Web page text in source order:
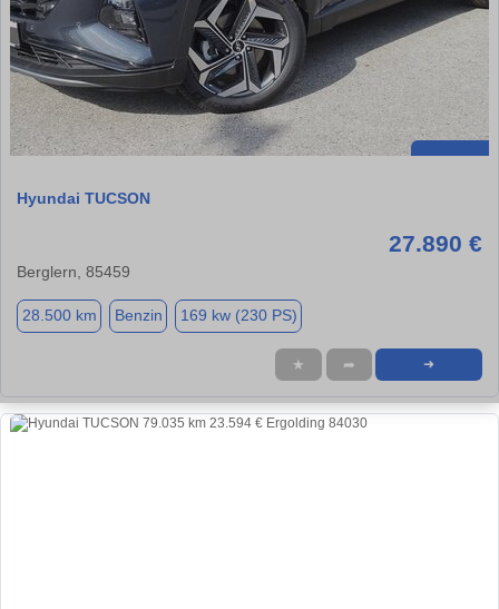
Hyundai TUCSON
27.890 €
Berglern, 85459
28.500 km Benzin 169 kw (230 PS)
★ ➦ ➜